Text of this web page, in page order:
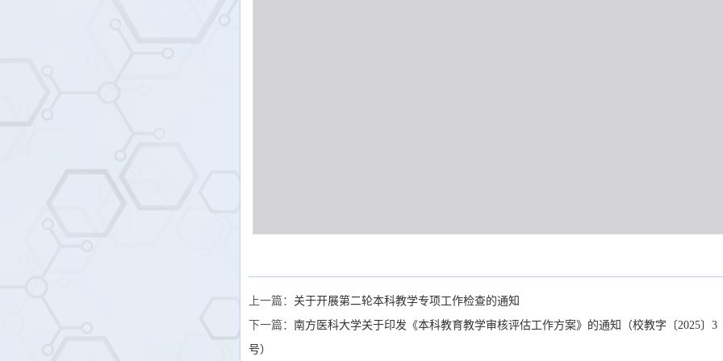
上一篇： 关于开展第二轮本科教学专项工作检查的通知
下一篇： 南方医科大学关于印发《本科教育教学审核评估工作方案》的通知（校教字〔2025〕3
号）